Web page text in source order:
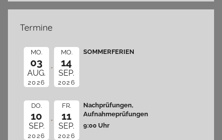
Termine
MO.
03
AUG.
2026
MO.
14
SEP.
2026
SOMMERFERIEN
DO.
10
SEP.
2026
FR.
11
SEP.
2026
Nachprüfungen,
Aufnahmeprüfungen
9:00 Uhr